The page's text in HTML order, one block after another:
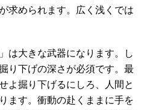
求められます。広く浅くでは
は大きな武器になります。し
り下げの深さが必須です。最
よ掘り下げるにしろ、人間と
ます。衝動の赴くままに手を